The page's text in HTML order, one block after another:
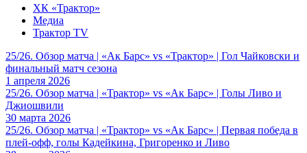
ХК «Трактор»
Медиа
Трактор TV
25/26. Обзор матча | «Ак Барс» vs «Трактор» | Гол Чайковски и
финальный матч сезона
1 апреля 2026
25/26. Обзор матча | «Трактор» vs «Ак Барс» | Голы Ливо и
Джиошвили
30 марта 2026
25/26. Обзор матча | «Трактор» vs «Ак Барс» | Первая победа в
плей-офф, голы Кадейкина, Григоренко и Ливо